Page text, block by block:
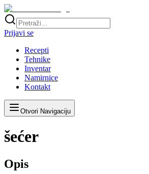
Prijavi se
Recepti
Tehnike
Inventar
Namirnice
Kontakt
Otvori Navigaciju
šećer
Opis